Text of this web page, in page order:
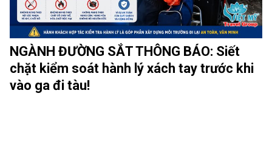
NGÀNH ĐƯỜNG SẮT THÔNG BÁO: Siết
chặt kiểm soát hành lý xách tay trước khi
vào ga đi tàu!